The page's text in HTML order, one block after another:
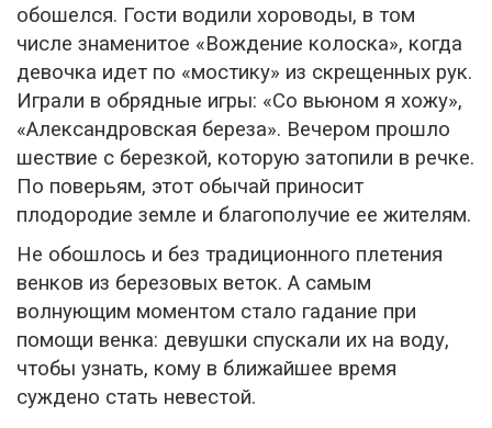
обошелся. Гости водили хороводы, в том
числе знаменитое «Вождение колоска», когда
девочка идет по «мостику» из скрещенных рук.
Играли в обрядные игры: «Со вьюном я хожу»,
«Александровская береза». Вечером прошло
шествие с березкой, которую затопили в речке.
По поверьям, этот обычай приносит
плодородие земле и благополучие ее жителям.
Не обошлось и без традиционного плетения
венков из березовых веток. А самым
волнующим моментом стало гадание при
помощи венка: девушки спускали их на воду,
чтобы узнать, кому в ближайшее время
суждено стать невестой.